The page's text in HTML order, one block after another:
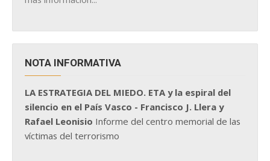
NOTA INFORMATIVA
LA ESTRATEGIA DEL MIEDO. ETA y la espiral del
silencio en el País Vasco - Francisco J. Llera y
Rafael Leonisio Informe del centro memorial de las
víctimas del terrorismo